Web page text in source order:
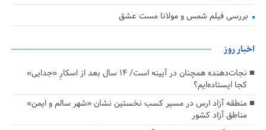
بررسی فیلم شمس و مولانا مست عشق
اخبار روز
نجات‌دهنده‌ همچنان در آیینه است/ ۱۴ سال بعد از اسکارِ «جدایی»
کجا ایستاده‌ایم؟
منطقه آزاد ارس در مسیر کسب نخستین نشان «شهر سالم و ایمن»
مناطق آزاد کشور